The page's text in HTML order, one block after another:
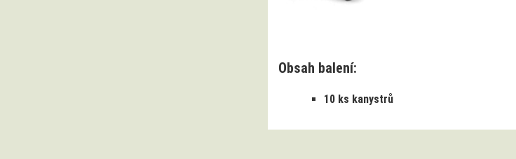
Obsah balení:
10 ks kanystrů